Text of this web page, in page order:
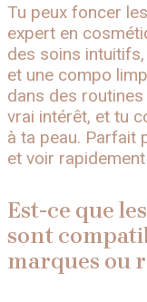
Tu peux foncer
expert en
des soins
et une compo
dans des
vrai intérêt, et tu
à ta peau. Parfait
et voir
Est-ce que
sont
marques ou